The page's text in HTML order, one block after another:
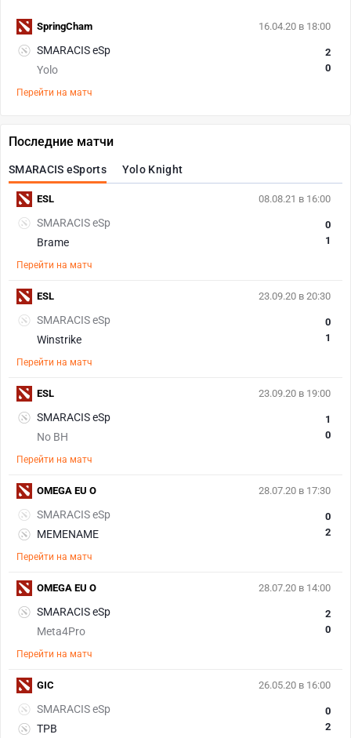
16.04.20 в 18:00
SMARACIS eSp
Yolo
2
0
Перейти на матч
SpringCham
Последние матчи
SMARACIS eSports Yolo Knight
08.08.21 в 16:00
SMARACIS eSp
Brame
0
1
Перейти на матч
ESL
23.09.20 в 20:30
SMARACIS eSp
Winstrike
0
1
Перейти на матч
ESL
23.09.20 в 19:00
SMARACIS eSp
No BH
1
0
Перейти на матч
ESL
28.07.20 в 17:30
SMARACIS eSp
MEMENAME
0
2
Перейти на матч
OMEGA EU O
28.07.20 в 14:00
SMARACIS eSp
Meta4Pro
2
0
Перейти на матч
OMEGA EU O
26.05.20 в 16:00
SMARACIS eSp
TPB
0
2
GIC